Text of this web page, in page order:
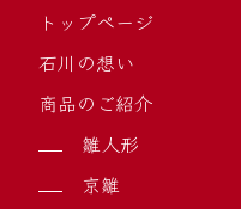
トップページ
石川の想い
商品のご紹介
雛人形
京雛